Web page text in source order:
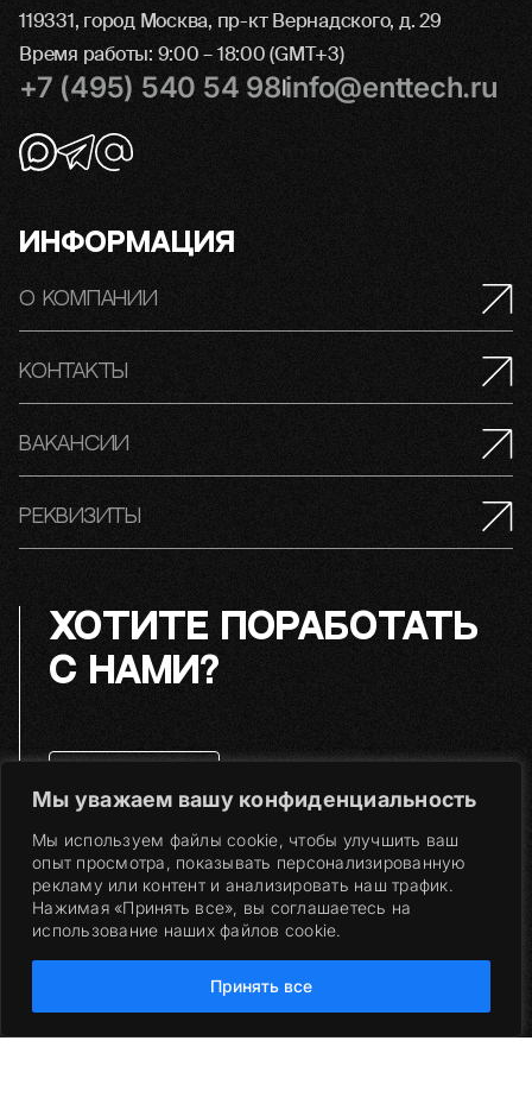
Мы уважаем вашу конфиденциальность
Мы используем файлы cookie, чтобы улучшить ваш
опыт просмотра, показывать персонализированную
рекламу или контент и анализировать наш трафик.
Нажимая «Принять все», вы соглашаетесь на
использование наших файлов cookie.
Принять все
119331, город Москва, пр-кт Вернадского, д. 29
Время работы: 9:00 – 18:00 (GMT+3)
+7 (495) 540 54 98|info@enttech.ru
Информация
О компании
Контакты
Вакансии
Реквизиты
ХОТИТЕ ПОРАБОТАТЬ
С НАМИ?
ООО «Энттех». 2026 ©